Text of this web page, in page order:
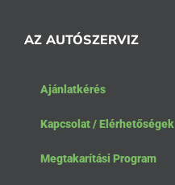
AZ AUTÓSZERVIZ
Ajánlatkérés
Kapcsolat / Elérhetőségek
Megtakarítási Program